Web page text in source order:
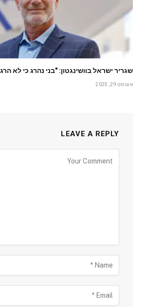
שגריר ישראל בוושינגטון: "בני נהרג כי לא
אוגוסט 29, 2025
LEAVE A REPLY